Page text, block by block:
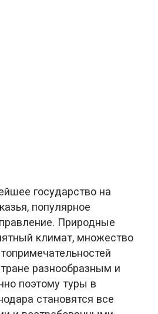
государство на
популярное
Природные
климат, множество
разнообразным и
поэтому туры в
становятся все